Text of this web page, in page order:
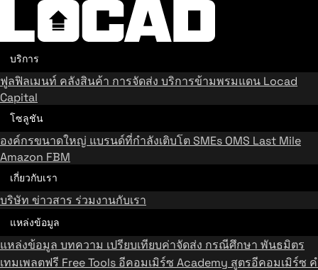
บริการ
ฟูลฟิลเมนท์ คลังสินค้า การจัดส่ง บริการข้ามพรมแดน Locad
Capital
โซลูชัน
องค์กรขนาดใหญ่ แบรนด์ที่กำลังเติบโตSMEs OMS Last Mile
Amazon FBM
เกี่ยวกับเรา
บริษัท ข่าวสาร ร่วมงานกับเรา
แหล่งข้อมูล
แหล่งข้อมูล บทความ เปรียบเทียบค่าจัดส่ง กรณีศึกษา พันธมิตร
เทมเพลตฟรี Free Tools อีคอมเมิร์ซ Academy สูตรอีคอมเมิร์ซ